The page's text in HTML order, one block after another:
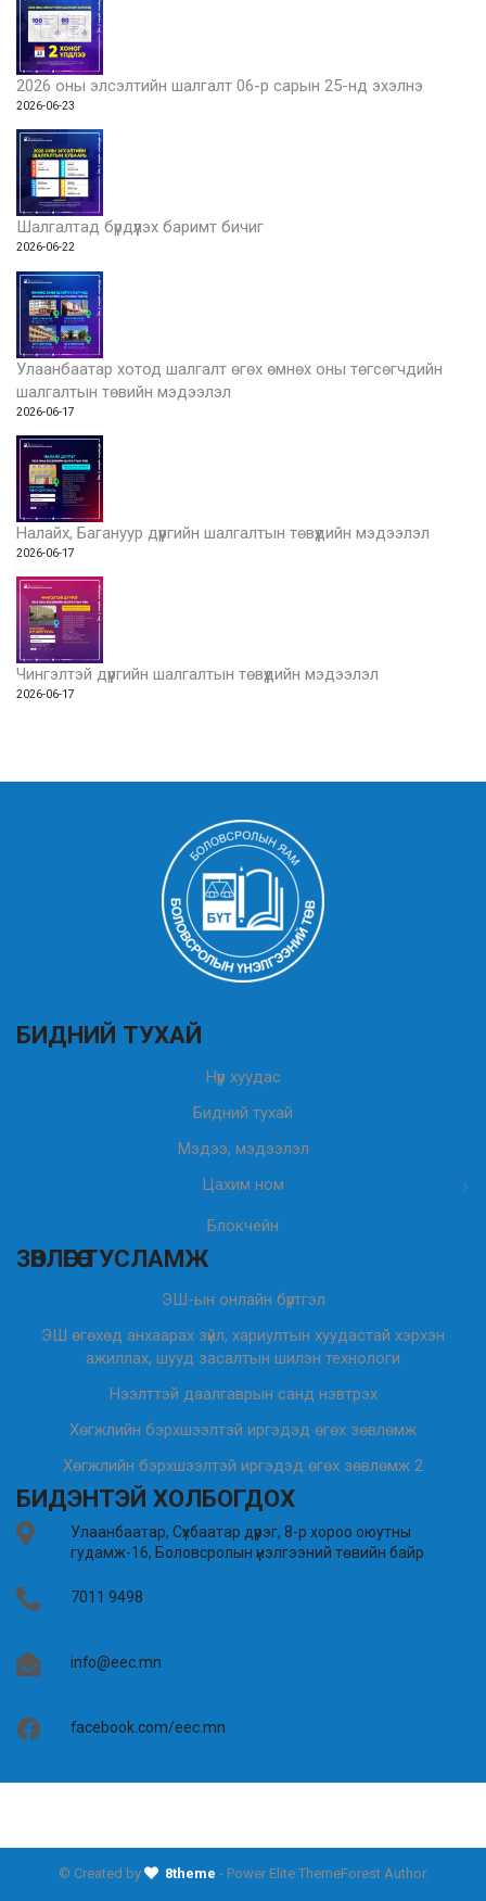
2026 оны элсэлтийн шалгалт 06-р сарын 25-нд эхэлнэ
2026-06-23
Шалгалтад бүрдүүлэх баримт бичиг
2026-06-22
Улаанбаатар хотод шалгалт өгөх өмнөх оны төгсөгчдийн
шалгалтын төвийн мэдээлэл
2026-06-17
Налайх, Багануур дүүргийн шалгалтын төвүүдийн мэдээлэл
2026-06-17
Чингэлтэй дүүргийн шалгалтын төвүүдийн мэдээлэл
2026-06-17
БИДНИЙ ТУХАЙ
Нүүр хуудас
Бидний тухай
Мэдээ, мэдээлэл
Цахим ном
Блокчейн
ЗӨВЛӨГӨӨ ТУСЛАМЖ
ЭШ-ын онлайн бүртгэл
ЭШ өгөхөд анхаарах зүйл, хариултын хуудастай хэрхэн
ажиллах, шууд засалтын шилэн технологи
Нээлттэй даалгаврын санд нэвтрэх
Хөгжлийн бэрхшээлтэй иргэдэд өгөх зөвлөмж
Хөгжлийн бэрхшээлтэй иргэдэд өгөх зөвлөмж 2
БИДЭНТЭЙ ХОЛБОГДОХ
Улаанбаатар, Сүхбаатар дүүрэг, 8-р хороо оюутны
гудамж-16, Боловсролын үнэлгээний төвийн байр
7011 9498
info@eec.mn
facebook.com/eec.mn
© Created by 8theme - Power Elite ThemeForest Author.